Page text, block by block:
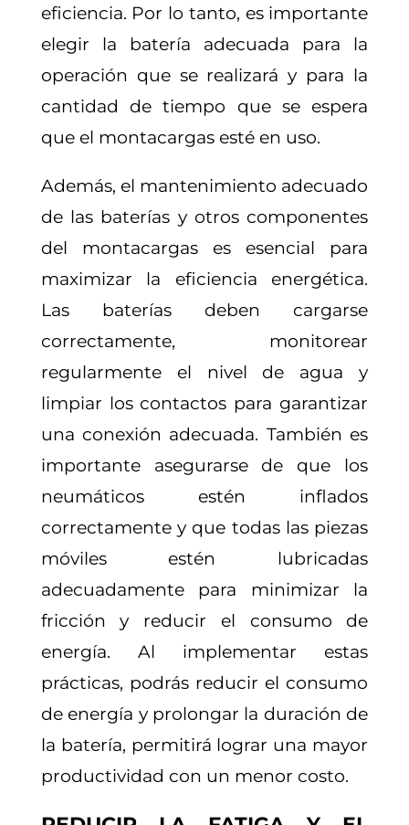
eficiencia. Por lo tanto, es importante
elegir la batería adecuada para la
operación que se realizará y para la
cantidad de tiempo que se espera
que el montacargas esté en uso.
Además, el mantenimiento adecuado
de las baterías y otros componentes
del montacargas es esencial para
maximizar la eficiencia energética.
Las baterías deben cargarse
correctamente, monitorear
regularmente el nivel de agua y
limpiar los contactos para garantizar
una conexión adecuada. También es
importante asegurarse de que los
neumáticos estén inflados
correctamente y que todas las piezas
móviles estén lubricadas
adecuadamente para minimizar la
fricción y reducir el consumo de
energía. Al implementar estas
prácticas, podrás reducir el consumo
de energía y prolongar la duración de
la batería, permitirá lograr una mayor
productividad con un menor costo.